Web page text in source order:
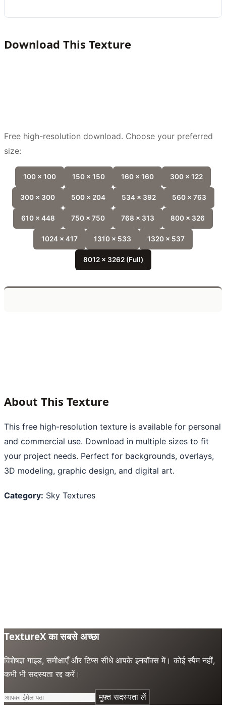
Download This Texture
Free high-resolution download. Choose your preferred
size:
100 x 100 150 x 150 160 x 160 300 x 122
300 x 300 500 x 204 534 x 392 560 x 763
610 x 448 750 x 750 768 x 313 800 x 326
1024 x 417 1310 x 533 1320 x 537
8012 x 3262 (Full)
About This Texture
This free high-resolution texture is available for personal
and commercial use. Download in multiple sizes to fit
your project needs. Perfect for backgrounds, overlays,
3D modeling, graphic design, and digital art.
Category: Sky Textures
TextureX का सबसे अच्छा
विशेषज्ञ गाइड, समीक्षाएँ और टिप्स सीधे आपके इनबॉक्स में। कोई स्पैम नहीं,
कभी भी सदस्यता रद्द करें।
मुफ़्त सदस्यता लें